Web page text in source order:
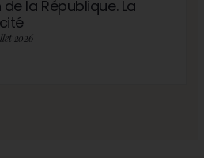
la République. La
- 28 juillet 2026